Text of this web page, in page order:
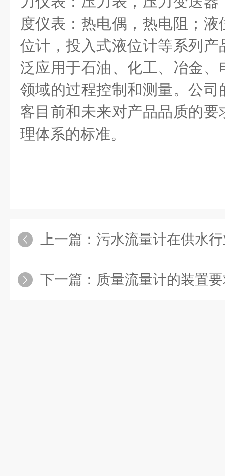
度仪表：热电偶，热电阻；
位计，投入式液位计等系列
泛应用于石油、化工、冶金
领域的过程控制和测量。公
客目前和未来对产品品质的
理体系的标准。
上一篇： 污水流量计在供水
下一篇： 质量流量计的装置